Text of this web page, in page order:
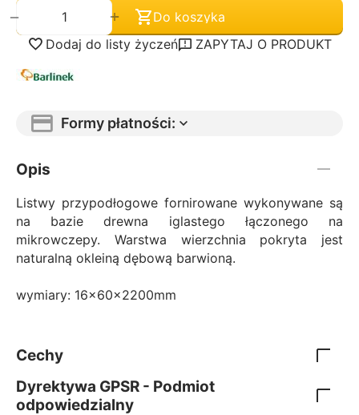
+
−
Do koszyka
Dodaj do listy życzeń
ZAPYTAJ O PRODUKT
Formy płatności:
Opis
Listwy przypodłogowe fornirowane wykonywane są
na bazie drewna iglastego łączonego na
mikrowczepy. Warstwa wierzchnia pokryta jest
naturalną okleiną dębową barwioną.
wymiary: 16x60x2200mm
Cechy
Dyrektywa GPSR - Podmiot
odpowiedzialny